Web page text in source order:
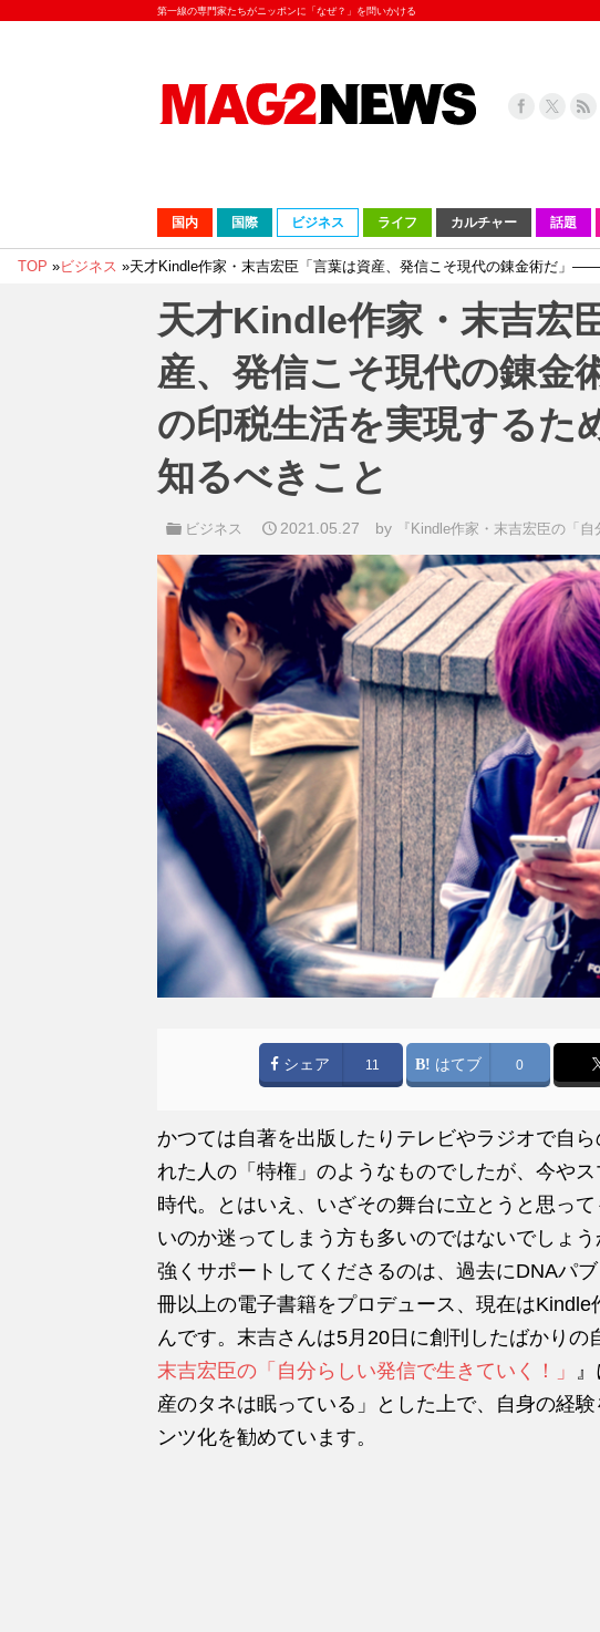
第一線の専門家たちがニッポンに「なぜ？」を問いかける
国内 国際 ビジネス ライフ カルチャー 話題
TOP »ビジネス »天才Kindle作家・末吉宏臣「言葉は資産、発信こそ現代の錬金術だ」
天才Kindle作家・末吉宏
産、発信こそ現代の錬
の印税生活を実現するた
知るべきこと
ビジネス 2021.05.27 by 『Kindle作家・末吉宏臣の「
シェア 11 はてブ 0
かつては自著を出版したりテレビやラジオで自
れた人の「特権」のようなものでしたが、今や
時代。とはいえ、いざその舞台に立とうと思っ
いのか迷ってしまう方も多いのではないでしょ
強くサポートしてくださるのは、過去にDNAパ
冊以上の電子書籍をプロデュース、現在はKindle
んです。末吉さんは5月20日に創刊したばかりの
末吉宏臣の「自分らしい発信で生きていく！」
産のタネは眠っている」とした上で、自身の経
ンツ化を勧めています。